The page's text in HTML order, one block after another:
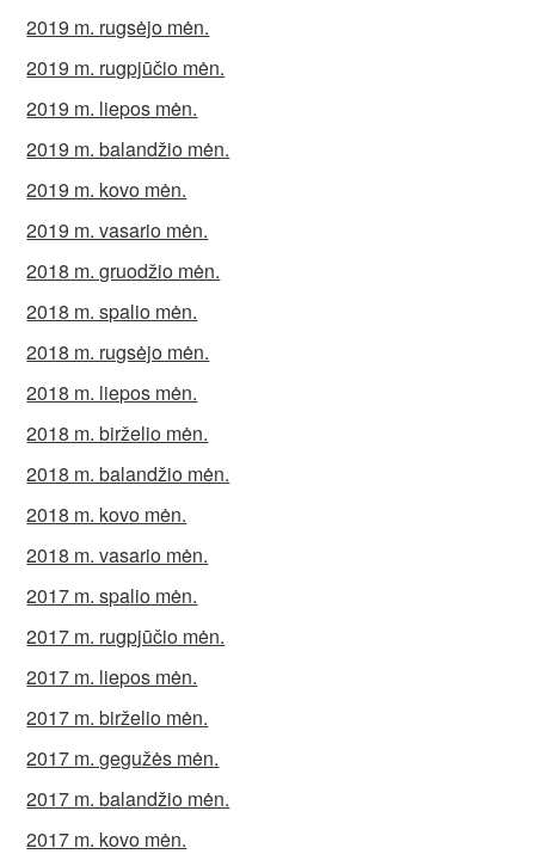
2019 m. rugsėjo mėn.
2019 m. rugpjūčio mėn.
2019 m. liepos mėn.
2019 m. balandžio mėn.
2019 m. kovo mėn.
2019 m. vasario mėn.
2018 m. gruodžio mėn.
2018 m. spalio mėn.
2018 m. rugsėjo mėn.
2018 m. liepos mėn.
2018 m. birželio mėn.
2018 m. balandžio mėn.
2018 m. kovo mėn.
2018 m. vasario mėn.
2017 m. spalio mėn.
2017 m. rugpjūčio mėn.
2017 m. liepos mėn.
2017 m. birželio mėn.
2017 m. gegužės mėn.
2017 m. balandžio mėn.
2017 m. kovo mėn.